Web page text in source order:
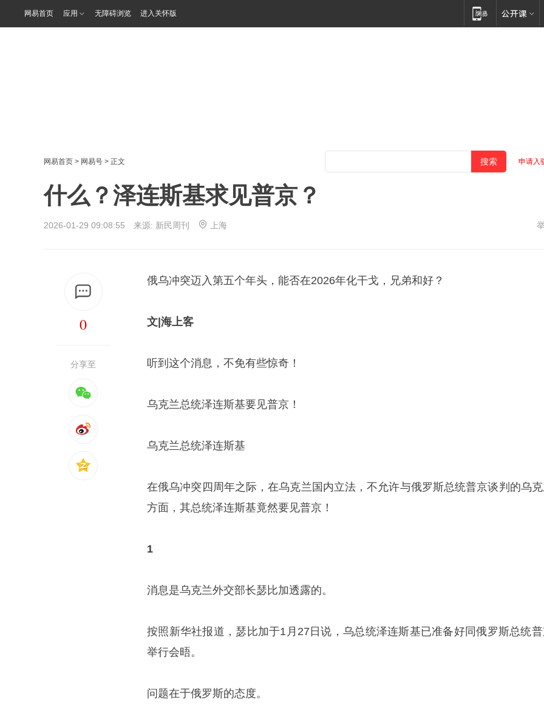
网易首页 应用 无障碍浏览 进入关怀版
网易首页 > 网易号 > 正文 申请入
什么？泽连斯基求见普京？
2026-01-29 09:08:55 来源: 新民周刊 上海
0
分享至
俄乌冲突迈入第五个年头，能否在2026年化干戈，兄弟和好？
文 海上客
听到这个消息，不免有些惊奇！
乌克兰总统泽连斯基要见普京！
乌克兰总统泽连斯基
在俄乌冲突四周年之际，在乌克兰国内立法，不允许与俄罗斯总统普京谈判的乌
方面，其总统泽连斯基竟然要见普京！
1
消息是乌克兰外交部长瑟比加透露的。
按照新华社报道，瑟比加于1月27日说，乌总统泽连斯基已准备好同俄罗斯总统
举行会晤。
问题在于俄罗斯的态度。